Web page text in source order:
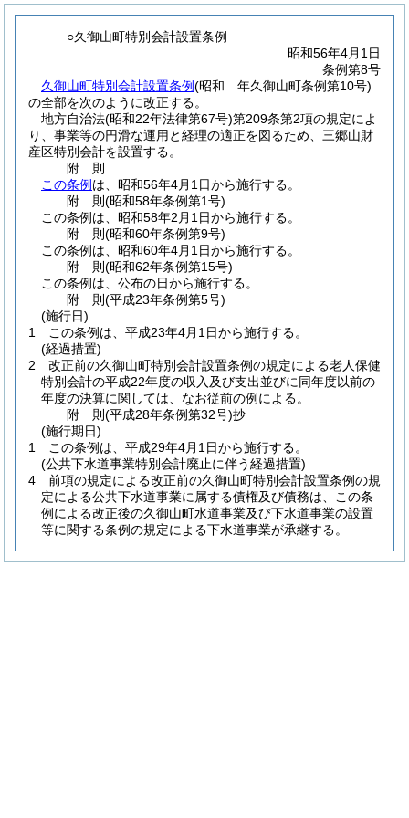
○久御山町特別会計設置条例
昭和56年4月1日
条例第8号
久御山町特別会計設置条例(昭和 年久御山町条例第10号)
の全部を次のように改正する。
地方自治法(昭和22年法律第67号)第209条第2項の規定によ
り、事業等の円滑な運用と経理の適正を図るため、三郷山財
産区特別会計を設置する。
附 則
この条例 は、昭和56年4月1日から施行する。
附 則(昭和58年条例第1号)
この条例は、昭和58年2月1日から施行する。
附 則(昭和60年条例第9号)
この条例は、昭和60年4月1日から施行する。
附 則(昭和62年条例第15号)
この条例は、公布の日から施行する。
附 則(平成23年条例第5号)
(施行日)
1
この条例は、平成23年4月1日から施行する。
(経過措置)
2
改正前の久御山町特別会計設置条例の規定による老人保健
特別会計の平成22年度の収入及び支出並びに同年度以前の
年度の決算に関しては、なお従前の例による。
附 則(平成28年条例第32号)抄
(施行期日)
1
この条例は、平成29年4月1日から施行する。
(公共下水道事業特別会計廃止に伴う経過措置)
4
前項の規定による改正前の久御山町特別会計設置条例の規
定による公共下水道事業に属する債権及び債務は、この条
例による改正後の久御山町水道事業及び下水道事業の設置
等に関する条例の規定による下水道事業が承継する。